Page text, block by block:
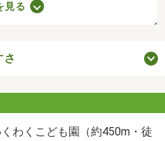
見る
さ
わくこども園（約450m・徒